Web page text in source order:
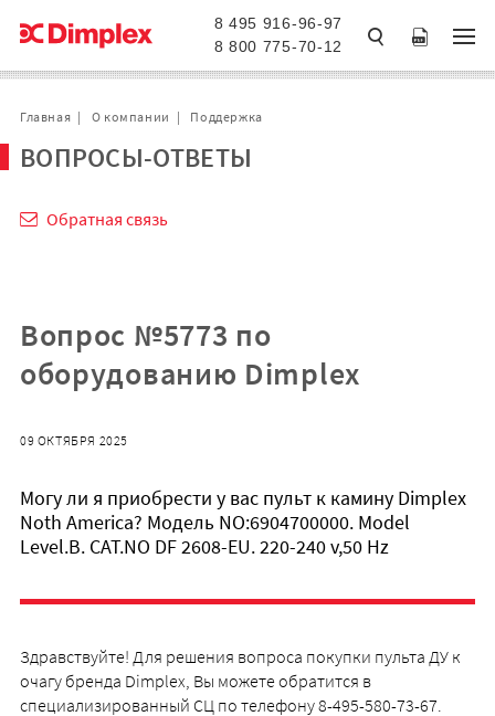
8 495 916-96-97
8 800 775-70-12
Главная О компании Поддержка
ВОПРОСЫ-ОТВЕТЫ
Обратная связь
Вопрос №5773 по
оборудованию Dimplex
09 ОКТЯБРЯ 2025
Могу ли я приобрести у вас пульт к камину Dimplex
Noth America? Модель NO:6904700000. Model
Level.B. CAT.NO DF 2608-EU. 220-240 v,50 Hz
Здравствуйте! Для решения вопроса покупки пульта ДУ к
очагу бренда Dimplex, Вы можете обратится в
специализированный СЦ по телефону 8-495-580-73-67.